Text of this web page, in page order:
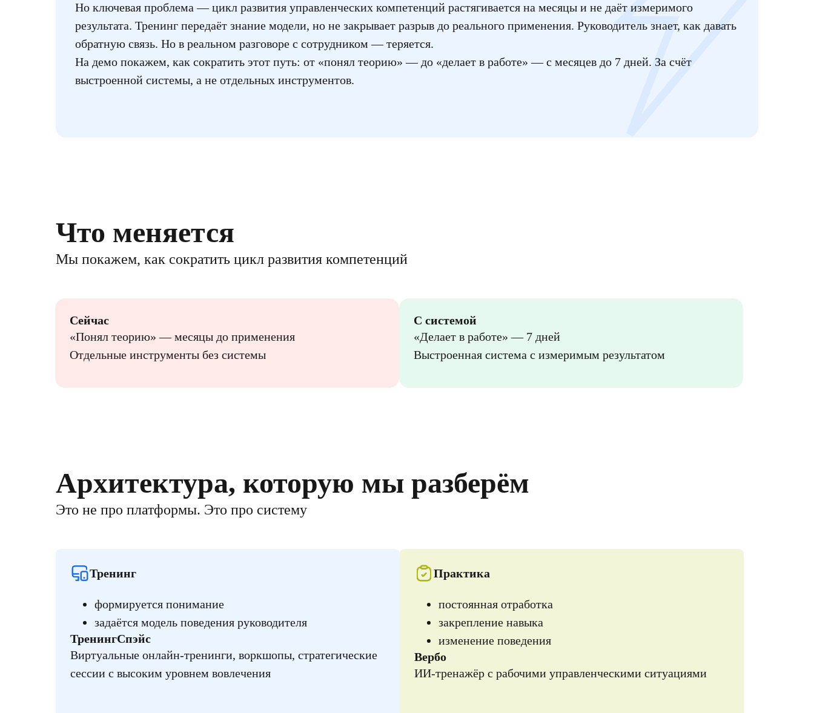
Но ключевая проблема — цикл развития управленческих компетенций растягивается на месяцы и не даёт измеримого
результата. Тренинг передаёт знание модели, но не закрывает разрыв до реального применения. Руководитель знает, как давать
обратную связь. Но в реальном разговоре с сотрудником — теряется.
На демо покажем, как сократить этот путь: от «понял теорию» — до «делает в работе» — с месяцев до 7 дней. За счёт
выстроенной системы, а не отдельных инструментов.
Что меняется
Мы покажем, как сократить цикл развития компетенций
Сейчас
«Понял теорию» — месяцы до применения
Отдельные инструменты без системы
С системой
«Делает в работе» — 7 дней
Выстроенная система с измеримым результатом
Архитектура, которую мы разберём
Это не про платформы. Это про систему
Тренинг
формируется понимание
задаётся модель поведения руководителя
ТренингСпэйс
Виртуальные онлайн-тренинги, воркшопы, стратегические
сессии с высоким уровнем вовлечения
Практика
постоянная отработка
закрепление навыка
изменение поведения
Вербо
ИИ-тренажёр с рабочими управленческими ситуациями